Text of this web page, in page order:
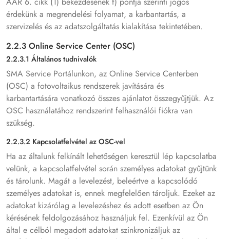
érdekünk a megrendelési folyamat, a karbantartás, a
szervizelés és az adatszolgáltatás kialakítása tekintetében.
2.2.3 Online Service Center (OSC)
2.2.3.1 Általános tudnivalók
SMA Service Portálunkon, az Online Service Centerben
(OSC) a fotovoltaikus rendszerek javítására és
karbantartására vonatkozó összes ajánlatot összegyűjtjük. Az
OSC használatához rendszerint felhasználói fiókra van
szükség.
2.2.3.2 Kapcsolatfelvétel az OSC-vel
Ha az általunk felkínált lehetőségen keresztül lép kapcsolatba
velünk, a kapcsolatfelvétel során személyes adatokat gyűjtünk
és tárolunk. Magát a levelezést, beleértve a kapcsolódó
személyes adatokat is, ennek megfelelően tároljuk. Ezeket az
adatokat kizárólag a levelezéshez és adott esetben az Ön
kérésének feldolgozásához használjuk fel. Ezenkívül az Ön
által e célból megadott adatokat szinkronizáljuk az